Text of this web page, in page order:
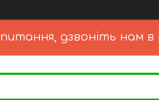
дзвоніть нам в